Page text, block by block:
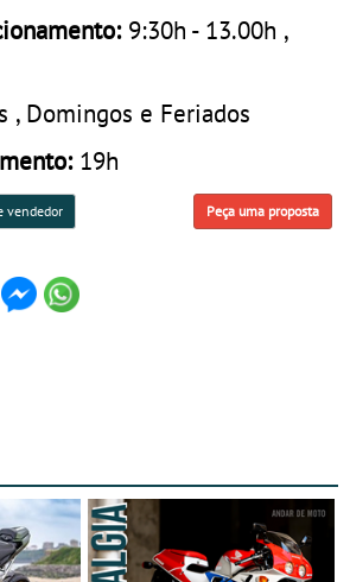
9:30h - 13.00h ,
, Domingos e Feriados
19h
vendedor Peça uma proposta